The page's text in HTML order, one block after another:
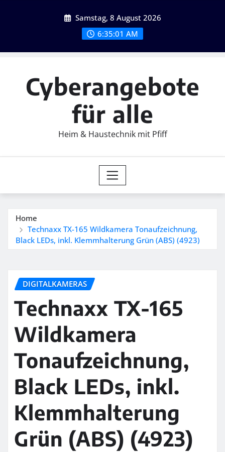
Samstag, 8 August 2026
6:35:02 AM
Cyberangebote
für alle
Heim & Haustechnik mit Pfiff
Home
Technaxx TX-165 Wildkamera Tonaufzeichnung,
Black LEDs, inkl. Klemmhalterung Grün (ABS) (4923)
DIGITALKAMERAS
Technaxx TX-165
Wildkamera
Tonaufzeichnung,
Black LEDs, inkl.
Klemmhalterung
Grün (ABS) (4923)